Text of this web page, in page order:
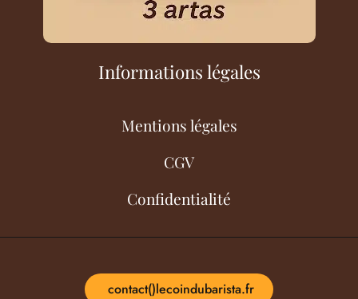
Informations légales
Mentions légales
CGV
Confidentialité
contact()lecoindubarista.fr